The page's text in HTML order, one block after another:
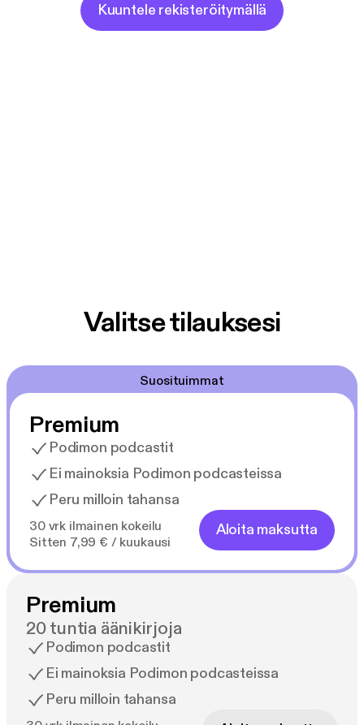
Kuuntele rekisteröitymällä
Valitse tilauksesi
Suosituimmat
Premium
Podimon podcastit
Ei mainoksia Podimon podcasteissa
Peru milloin tahansa
30 vrk ilmainen kokeilu
Sitten 7,99 € / kuukausi
Aloita maksutta
Premium
20 tuntia äänikirjoja
Podimon podcastit
Ei mainoksia Podimon podcasteissa
Peru milloin tahansa